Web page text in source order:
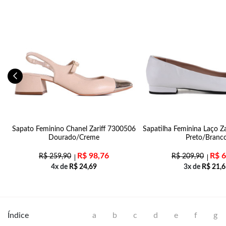
Sapato Feminino Chanel Zariff 7300506
Dourado/Creme
R$259,90 R$ 98,76
4x de R$ 24,69
Sapatilha Feminina Laço
Preto/
R$209,90 R$
3x de R$
Índice a b c d e f g